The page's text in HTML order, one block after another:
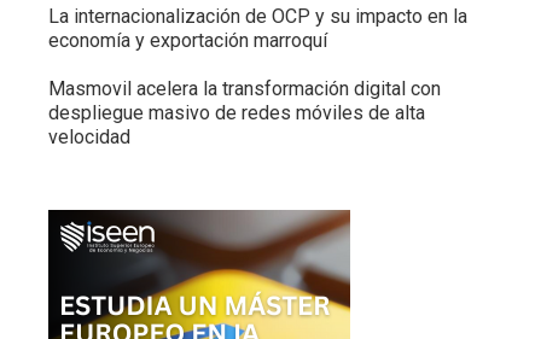
La internacionalización de OCP y su impacto en la
economía y exportación marroquí
Masmovil acelera la transformación digital con
despliegue masivo de redes móviles de alta
velocidad